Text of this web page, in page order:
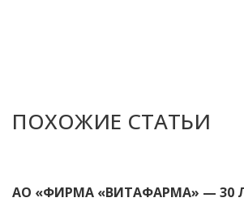
ПОХОЖИЕ СТАТЬИ
АО «ФИРМА «ВИТАФАРМА» — 30